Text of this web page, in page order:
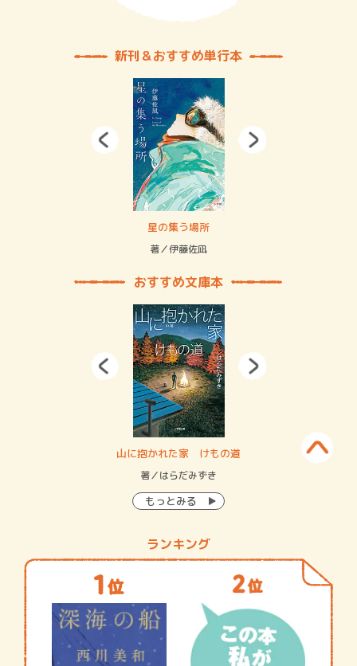
新刊＆おすすめ単行本
星の集う場所
著／伊藤佐凪
おすすめ文庫本
山に抱かれた家 けもの道
著／はらだみずき
もっとみる
ランキング